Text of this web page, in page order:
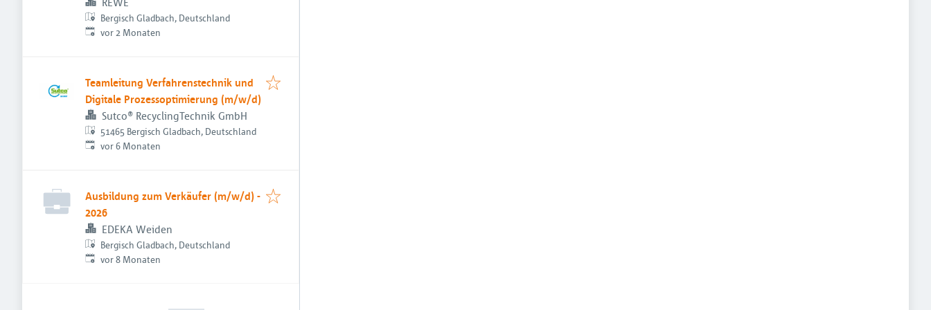
Bergisch Gladbach, Deutschland
Veröffentlicht:
vor 2 Monaten
Teamleitung Verfahrenstechnik und
Digitale Prozessoptimierung (m/w/d)
Sutco® RecyclingTechnik GmbH
51465 Bergisch Gladbach, Deutschland
Veröffentlicht:
vor 6 Monaten
Ausbildung zum Verkäufer (m/w/d) -
2026
EDEKA Weiden
Bergisch Gladbach, Deutschland
Veröffentlicht:
vor 8 Monaten